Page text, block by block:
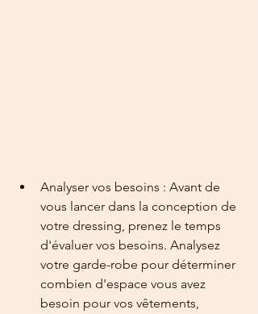
Analyser vos besoins : Avant de
vous lancer dans la conception de
votre dressing, prenez le temps
d'évaluer vos besoins. Analysez
votre garde-robe pour déterminer
combien d'espace vous avez
besoin pour vos vêtements,